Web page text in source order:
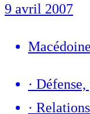
9 avril 2007
·
·